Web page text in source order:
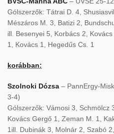
Gólszerzők: Tátrai D. 4,
Mészáros M. 3, Batizi 2,
ill. Besenyei 5, Korbács 2,
1, Kovács 1, Hegedűs Cs. 1
korábban:
Szolnoki Dózsa – PannErgy-
3-4)
Gólszerzők: Vámosi 3, Schmölcz
Kovács Gergő 1, Zeman M. 1,
1ill. Dubinák 3, Molnár 2, Szabó